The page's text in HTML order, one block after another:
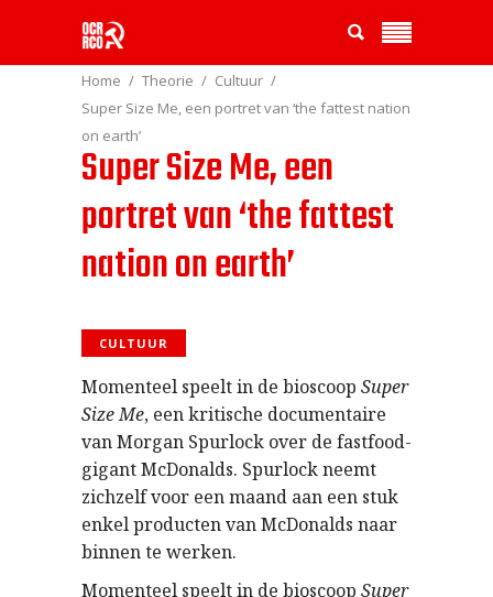
Home Theorie
Cultuur
Super Size Me, een portret van ‘the fattest nation
on earth’
Super Size Me, een
portret van ‘the fattest
nation on earth’
CULTUUR
Momenteel speelt in de bioscoop Super
Size Me, een kritische documentaire
van Morgan Spurlock over de fastfood-
gigant McDonalds. Spurlock neemt
zichzelf voor een maand aan een stuk
enkel producten van McDonalds naar
binnen te werken.
Momenteel speelt in de bioscoop Super